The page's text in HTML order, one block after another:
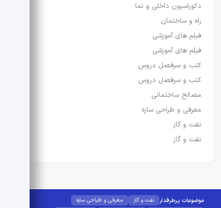
دکوراسیون داخلی و نما
راه و ساختمان
فیلم های آموزشی
فیلم های آموزشی
کتب و سرفصل دروس
کتب و سرفصل دروس
مصالح ساختمانی
معرفی و طراحی سازه
نفت و گاز
نفت و گاز
موضوعات پرطرفدار نفت و گاز
معرفی و طراحی سازه